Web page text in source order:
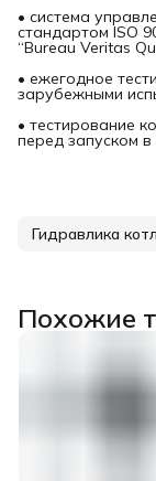
• система
стандартом ISO
“Bureau Veritas
• ежегодное
зарубежными
• тестирование
перед запуском в
Гидравлика
Похожие